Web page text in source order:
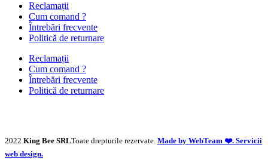
Reclamații
Cum comand ?
Întrebări frecvente
Politică de returnare
Reclamații
Cum comand ?
Întrebări frecvente
Politică de returnare
2022 King Bee SRLToate drepturile rezervate. Made by WebTeam ❤️. Servicii
web design.